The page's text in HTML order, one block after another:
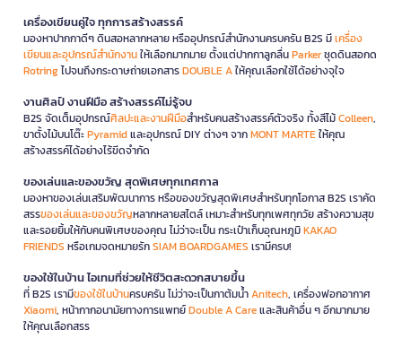
เครื่องเขียนคู่ใจ ทุกการสร้างสรรค์
มองหาปากกาดีๆ ดินสอหลากหลาย หรืออุปกรณ์สำนักงานครบครัน B2S มีเครื่อง
เขียนและอุปกรณ์สำนักงานให้เลือกมากมาย ตั้งแต่ปากกาลูกลื่นParkerชุดดินสอกด
Rotringไปจนถึงกระดาษถ่ายเอกสารDOUBLE Aให้คุณเลือกใช้ได้อย่างจุใจ
งานศิลป์ งานฝีมือ สร้างสรรค์ไม่รู้จบ
B2S จัดเต็มอุปกรณ์ศิลปะและงานฝีมือสำหรับคนสร้างสรรค์ตัวจริง ทั้งสีไม้Colleen,
ขาตั้งไม้บนโต๊ะPyramidและอุปกรณ์ DIY ต่างๆ จากMONT MARTEให้คุณ
สร้างสรรค์ได้อย่างไร้ขีดจำกัด
ของเล่นและของขวัญ สุดพิเศษทุกเทศกาล
มองหาของเล่นเสริมพัฒนาการ หรือของขวัญสุดพิเศษสำหรับทุกโอกาส B2S เราคัด
สรรของเล่นและของขวัญหลากหลายสไตล์ เหมาะสำหรับทุกเพศทุกวัย สร้างความสุข
และรอยยิ้มให้กับคนพิเศษของคุณ ไม่ว่าจะเป็น กระเป๋าเก็บอุณหภูมิKAKAO
FRIENDS หรือเกมจดหมายรักSIAM BOARDGAMES เรามีครบ!
ของใช้ในบ้าน ไอเทมที่ช่วยให้ชีวิตสะดวกสบายขึ้น
ที่ B2S เรามีของใช้ในบ้านครบครัน ไม่ว่าจะเป็นกาต้มน้ำAnitech, เครื่องฟอกอากาศ
Xiaomi, หน้ากากอนามัยทางการแพทย์Double A Careและสินค้าอื่น ๆ อีกมากมาย
ให้คุณเลือกสรร